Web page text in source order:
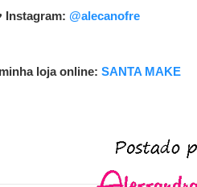
Instagram: @alecanofre
loja online: SANTA MAKE